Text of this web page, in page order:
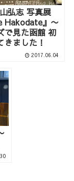
弘志 写真展
Hakodate』〜
で見た函館 初
きました！
2017.06.04